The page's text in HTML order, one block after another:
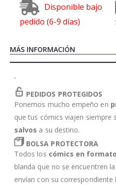
Disponible bajo
pedido (6-9 días)
MÁS INFORMACIÓN
'
PEDIDOS PROTEGIDOS
Ponemos mucho empeño en
que tus cómics viajen siempre
salvos a su destino.
BOLSA PROTECTORA
Todos los cómics en
blanda que no se encuentren
envían con su correspondiente